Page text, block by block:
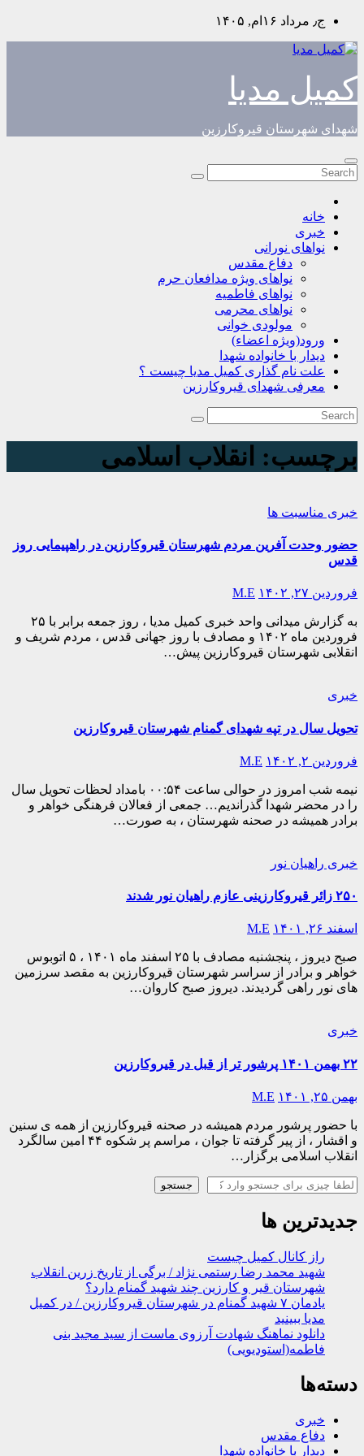
Skip
content
ج٫ مرداد ۱۶ام, ۱۴۰۵
کمیل مدیا
شهدای شهرستان قیروکارزین
خانه
خبری
نواهای نورانی
دفاع مقدس
نواهای ویژه مدافعان حرم
نواهای فاطمیه
نواهای محرمی
مولودی خوانی
ورود(ویژه اعضاء)
دیدار با خانواده شهدا
علت نام گذاری کمیل مدیا چیست ؟
معرفی شهدای قیروکارزین
برچسب: انقلاب اسلامی
خبری مناسبت ها
حضور وحدت آفرین مردم شهرستان قیروکارزین در راهپیمایی روز
قدس
فروردین ۲۷, ۱۴۰۲ M.E
به گزارش میدانی واحد خبری کمیل مدیا ، روز جمعه برابر با ۲۵
فروردین ماه ۱۴۰۲ و مصادف با روز جهانی قدس ، مردم شریف و
انقلابی شهرستان قیروکارزین پیش…
خبری
تحویل سال در تپه شهدای گمنام شهرستان قیروکارزین
فروردین ۲, ۱۴۰۲ M.E
نیمه شب امروز در حوالی ساعت ۰۰:۵۴ بامداد لحظات تحویل سال
را در محضر شهدا گذراندیم… جمعی از فعالان فرهنگی خواهر و
برادر همیشه در صحنه شهرستان ، به صورت…
خبری راهیان نور
۲۵۰ زائر قیروکارزینی عازم راهیان نور شدند
اسفند ۲۶, ۱۴۰۱ M.E
صبح دیروز ، پنجشنبه مصادف با ۲۵ اسفند ماه ۱۴۰۱ ، ۵ اتوبوس
خواهر و برادر از سراسر شهرستان قیروکارزین به مقصد سرزمین
های نور راهی گردیدند. دیروز صبح کاروان…
خبری
۲۲ بهمن ۱۴۰۱ پرشور تر از قبل در قیروکارزین
بهمن ۲۵, ۱۴۰۱ M.E
با حضور پرشور مردم همیشه در صحنه قیروکارزین از همه ی سنین
و اقشار ، از پیر گرفته تا جوان ، مراسم پر شکوه ۴۴ امین سالگرد
انقلاب اسلامی برگزار…
جستجو
جستجو
جدیدترین ها
راز کانال کمیل چیست
شهید محمد رضا رستمی نژاد / برگی از تاریخ زرین انقلاب
شهرستان قیر و کارزین چند شهید گمنام دارد؟
یادمان ۷ شهید گمنام در شهرستان قیروکارزین / در کمیل
مدیا ببینید
دانلود نماهنگ شهادت آرزوی ماست از سید مجید بنی
فاطمه(استودیویی)
دسته‌ها
خبری
دفاع مقدس
دیدار با خانواده شهدا